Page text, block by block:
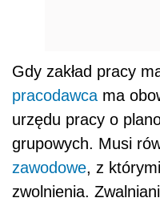
Gdy zakład pracy
pracodawca ma
urzędu pracy o
grupowych. Musi
zawodowe, z
zwolnienia.